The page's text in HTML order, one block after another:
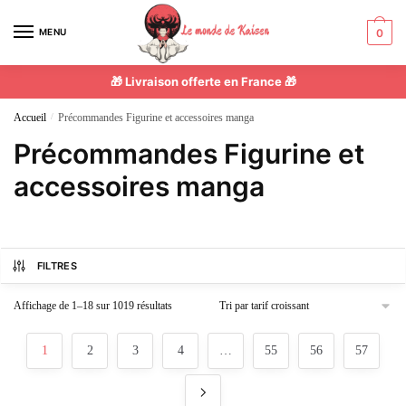
MENU 0
🎁 Livraison offerte en France 🎁
Accueil / Précommandes Figurine et accessoires manga
Précommandes Figurine et
accessoires manga
FILTRES
Affichage de 1–18 sur 1019 résultats
1 2 3 4 55 56 57